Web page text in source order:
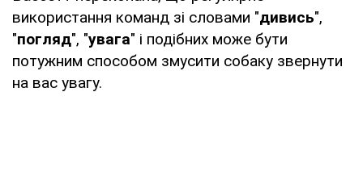
використання команд зі словами "дивись",
"погляд", "увага" і подібних може бути
потужним способом змусити собаку звернути
на вас увагу.